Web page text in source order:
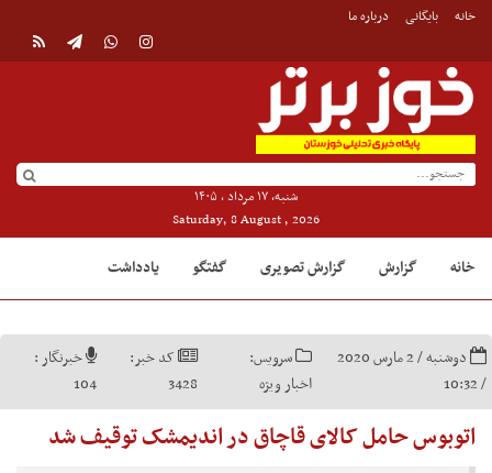
خانه بایگانی درباره ما
شنبه, ۱۷ مرداد , ۱۴۰۵
Saturday, 8 August , 2026
خانه گزارش گزارش تصویری گفتگو یادداشت
دوشنبه / 2 مارس 2020
/ 10:32
سرویس:
اخبار ویژه
کد خبر:
3428
خبرنگار :
104
اتوبوس حامل کالای قاچاق در اندیمشک توقیف شد